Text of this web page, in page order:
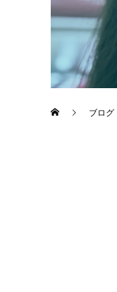
ブログ